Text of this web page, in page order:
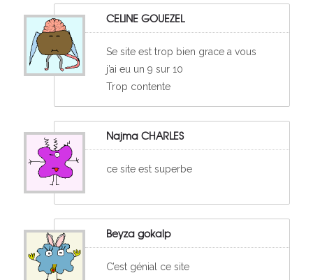
CELINE GOUEZEL
Se site est trop bien grace a vous
j’ai eu un 9 sur 10
Trop contente
Najma CHARLES
ce site est superbe
Beyza gokalp
C’est génial ce site